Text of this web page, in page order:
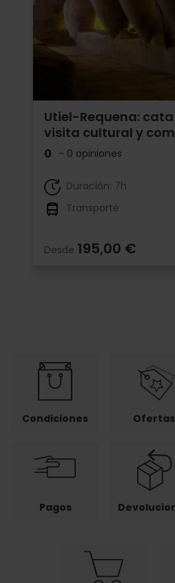
Utiel-Requena:
visita cultural y
0 - 0 opiniones
Duración: 7h
Transporte
Desde 195,00 €
Condiciones Ofertas
Pagos